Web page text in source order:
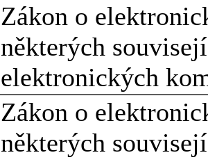
Zákon o
některých
elektronických
Zákon o
některých